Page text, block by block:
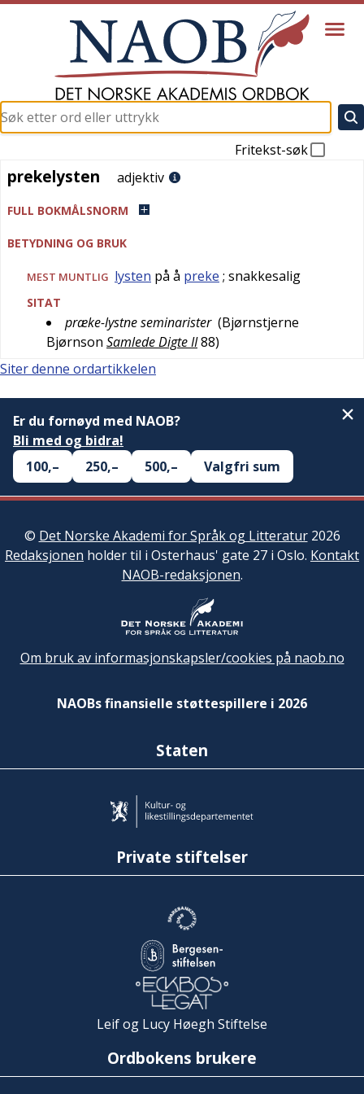
Fritekst-søk
prekelysten
prekelysten adjektiv
FULL BOKMÅLSNORM
BETYDNING OG BRUK
MEST MUNTLIG lysten på å preke ; snakkesalig
SITAT
præke-lystne seminarister (Bjørnstjerne
Bjørnson Samlede Digte II88)
Siter denne ordartikkelen
Er du fornøyd med NAOB?
Bli med og bidra!
100,–
250,– 500,– Valgfri sum
© Det Norske Akademi for Språk og Litteratur2026
Redaksjonen holder til i Osterhaus' gate 27 i Oslo. Kontakt
NAOB-redaksjonen.
Om bruk av informasjonskapsler/cookies på naob.no
NAOBs finansielle støttespillere i 2026
Staten
Private stiftelser
Leif og Lucy Høegh Stiftelse
Ordbokens brukere